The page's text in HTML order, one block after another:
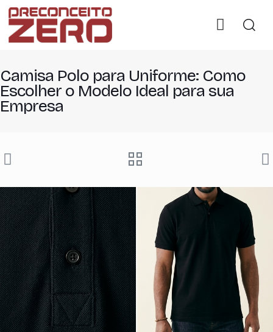
Camisa Polo para Uniforme: Como
Escolher o Modelo Ideal para sua
Empresa